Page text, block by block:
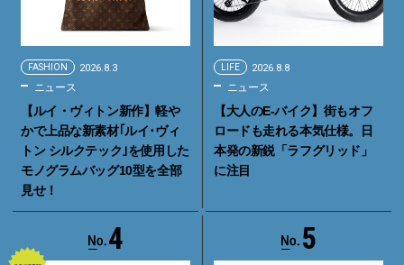
FASHION 2026.8.3
ニュース
【ルイ・ヴィトン新作】軽や
かで上品な新素材｢ルイ･ヴィ
トン シルクテック｣を使用した
モノグラムバッグ10型を全部
見せ！
LIFE 2026.8.8
ニュース
【大人のE-バイク】街もオフ
ロードも走れる本気仕様。日
本発の新鋭「ラフグリッド」
に注目
4 5